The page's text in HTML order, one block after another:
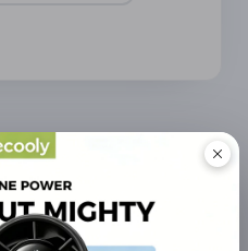
GOOJODOQ 4000
động
mãi + free ship